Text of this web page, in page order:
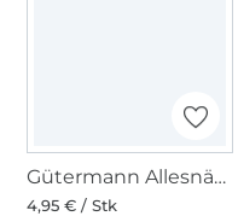
Gütermann Allesnäher (296) lindgrün
4,95 € / Stk